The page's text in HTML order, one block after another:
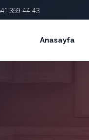
359 44 43
Anasayfa